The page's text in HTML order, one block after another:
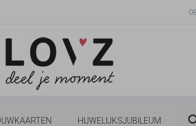
HUWELIJKSJUBILEUM